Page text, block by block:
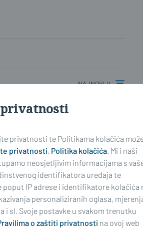
najnoviji
na web portalu i mobilnim
korisnik koji želi
na web portalu i mobilnim
Zakona.
privatnosti
privatnosti te Politikama kolačića
privatnosti, Politika kolačića. Mi i naši
neosjetljivim informacijama s
identifikatora uređaja te
IP adrese i identifikatore kolačića
personaliziranih oglasa,
i sl. Svoje postavke u svakom trenutku
o zaštiti privatnosti na ovoj web